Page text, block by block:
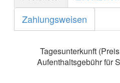
Zahlungsweisen
Tagesunterkunft
Aufenthaltsgebühr für